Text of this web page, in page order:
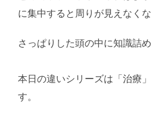
に集中すると周りが見えなくな
さっぱりした頭の中に知識詰
本日の違いシリーズは「治療
す。